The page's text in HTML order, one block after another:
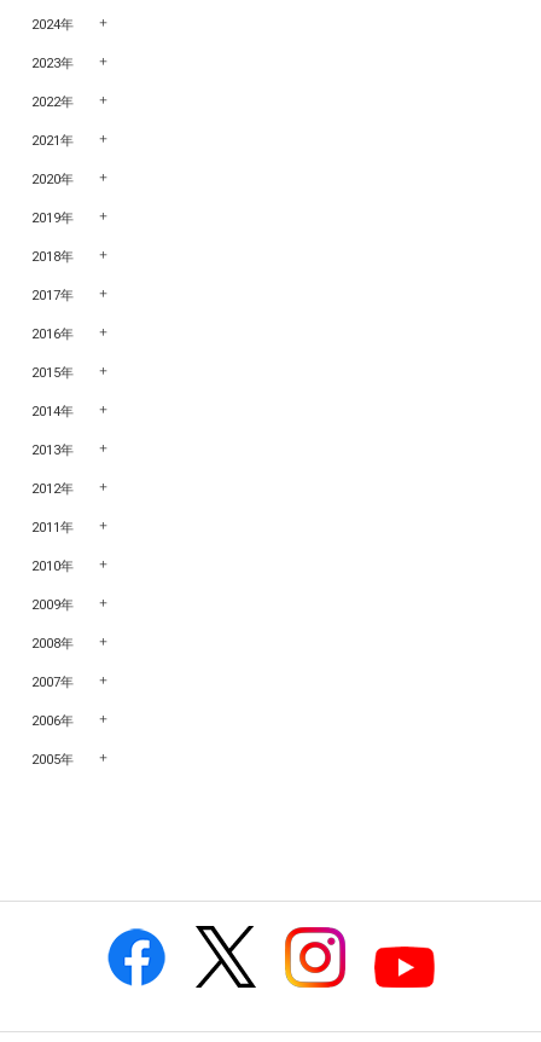
2024年
2023年
2022年
2021年
2020年
2019年
2018年
2017年
2016年
2015年
2014年
2013年
2012年
2011年
2010年
2009年
2008年
2007年
2006年
2005年